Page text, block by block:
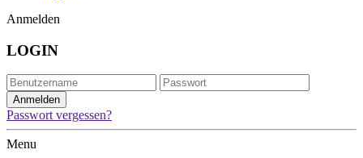
Anmelden
LOGIN
Passwort vergessen?
Menu